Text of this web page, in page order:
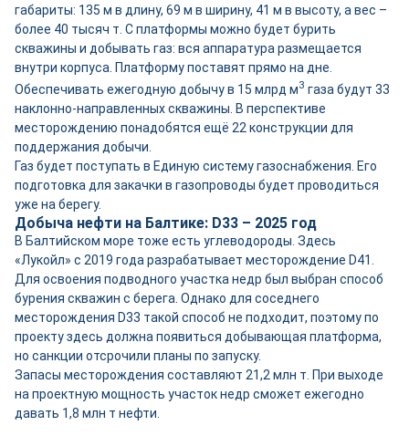
габариты: 135 м в длину, 69 м в ширину, 41 м в высоту, а вес –
более 40 тысяч т. С платформы можно будет бурить
скважины и добывать газ: вся аппаратура размещается
внутри корпуса. Платформу поставят прямо на дне.
Обеспечивать ежегодную добычу в 15 млрд м3 газа будут 33
наклонно-направленных скважины. В перспективе
месторождению понадобятся ещё 22 конструкции для
поддержания добычи.
Газ будет поступать в Единую систему газоснабжения. Его
подготовка для закачки в газопроводы будет проводиться
уже на берегу.
Добыча нефти на Балтике: D33 – 2025 год
В Балтийском море тоже есть углеводороды. Здесь
«Лукойл» с 2019 года разрабатывает месторождение D41.
Для освоения подводного участка недр был выбран способ
бурения скважин с берега. Однако для соседнего
месторождения D33 такой способ не подходит, поэтому по
проекту здесь должна появиться добывающая платформа,
но санкции отсрочили планы по запуску.
Запасы месторождения составляют 21,2 млн т. При выходе
на проектную мощность участок недр сможет ежегодно
давать 1,8 млн т нефти.